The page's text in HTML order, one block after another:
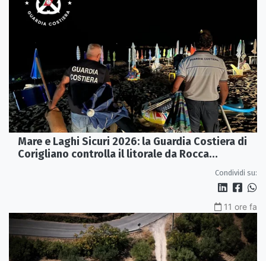
Mare e Laghi Sicuri 2026: la Guardia Costiera di
Corigliano controlla il litorale da Rocca
Condividi su:
11 ore fa